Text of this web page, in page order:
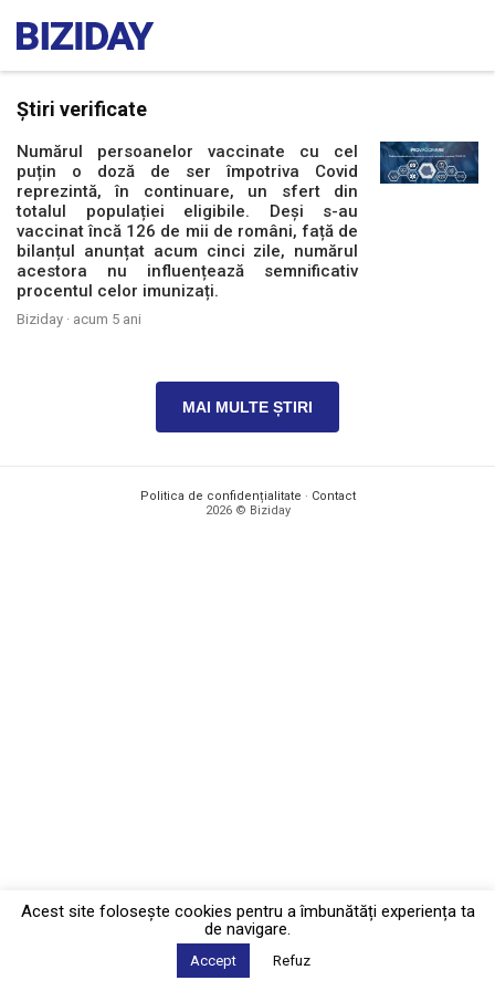
Știri verificate
Numărul persoanelor vaccinate cu cel
puțin o doză de ser împotriva Covid
reprezintă, în continuare, un sfert din
totalul populației eligibile. Deși s-au
vaccinat încă 126 de mii de români, față de
bilanțul anunțat acum cinci zile, numărul
acestora nu influențează semnificativ
procentul celor imunizați.
Biziday · acum 5 ani
MAI MULTE ȘTIRI
Politica de confidențialitate · Contact
2026 © Biziday
Acest site foloseşte cookies pentru a îmbunătăți experiența ta
de navigare.
Accept Refuz